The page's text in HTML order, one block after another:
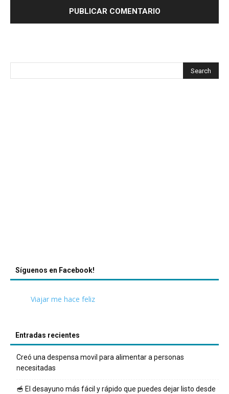
Síguenos en Facebook!
Viajar me hace feliz
Entradas recientes
Creó una despensa movil para alimentar a personas
necesitadas
🥣 El desayuno más fácil y rápido que puedes dejar listo desde